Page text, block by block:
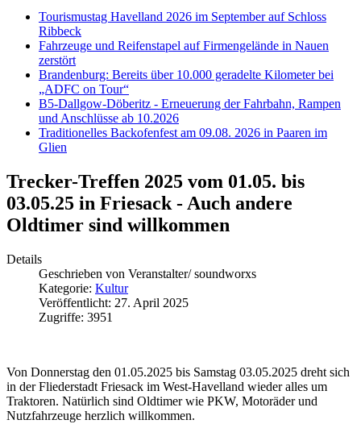
Tourismustag Havelland 2026 im September auf Schloss
Ribbeck
Fahrzeuge und Reifenstapel auf Firmengelände in Nauen
zerstört
Brandenburg: Bereits über 10.000 geradelte Kilometer bei
„ADFC on Tour“
B5-Dallgow-Döberitz - Erneuerung der Fahrbahn, Rampen
und Anschlüsse ab 10.2026
Traditionelles Backofenfest am 09.08. 2026 in Paaren im
Glien
Trecker-Treffen 2025 vom 01.05. bis
03.05.25 in Friesack - Auch andere
Oldtimer sind willkommen
Details
Geschrieben von Veranstalter/ soundworxs
Kategorie: Kultur
Veröffentlicht: 27. April 2025
Zugriffe: 3951
Von Donnerstag den 01.05.2025 bis Samstag 03.05.2025 dreht sich
in der Fliederstadt Friesack im West-Havelland wieder alles um
Traktoren. Natürlich sind Oldtimer wie PKW, Motoräder und
Nutzfahrzeuge herzlich willkommen.